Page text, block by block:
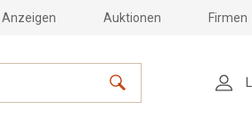
Anzeigen Auktionen Firmen